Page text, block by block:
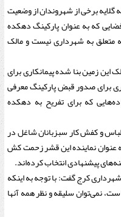
گلایه برخی از شهروندان از وضعیت
که به عنوان پارکینگ دهکده
متعلق به شهرداری نیست و مالک
زمین بنا شده پیمانکاری برای
برای صدور قبض پارکینگ معرفی
که برای تفریح به دهکده
لباس و کفش کار سبزبانان شاغل در
از سبزبانان به عنوان نماینده این قشر زحمت کش
پیشنهادی انتخاب کرده‌اند.
کرج گفت: با توجه به اینکه
نمی‌توان سلیقه و نظر همه آنها